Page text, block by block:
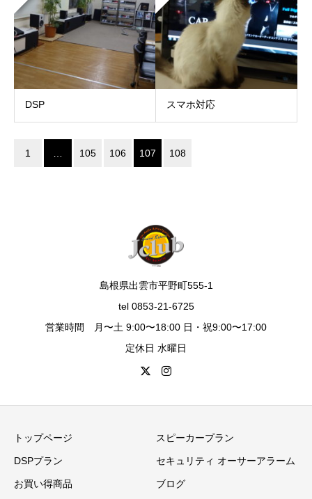
DSP スマホ対応
1 105 106 107 108
島根県出雲市平野町555-1
tel 0853-21-6725
営業時間 月〜土 9:00〜18:00 日・祝9:00〜17:00
定休日 水曜日
トップページ スピーカープラン
DSPプラン セキュリティ オーサーアラーム
お買い得商品 ブログ